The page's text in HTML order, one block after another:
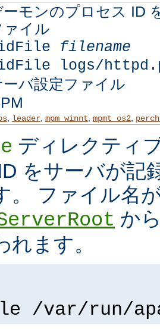
ーモンのプロセス ID
ァイル
filename
logs/
ーバ設定ファイル
, leader, mpm_winnt mpmt_os2,
ディレクティ
をサーバが記
。 ファイル名
か
れます。
/var/run/